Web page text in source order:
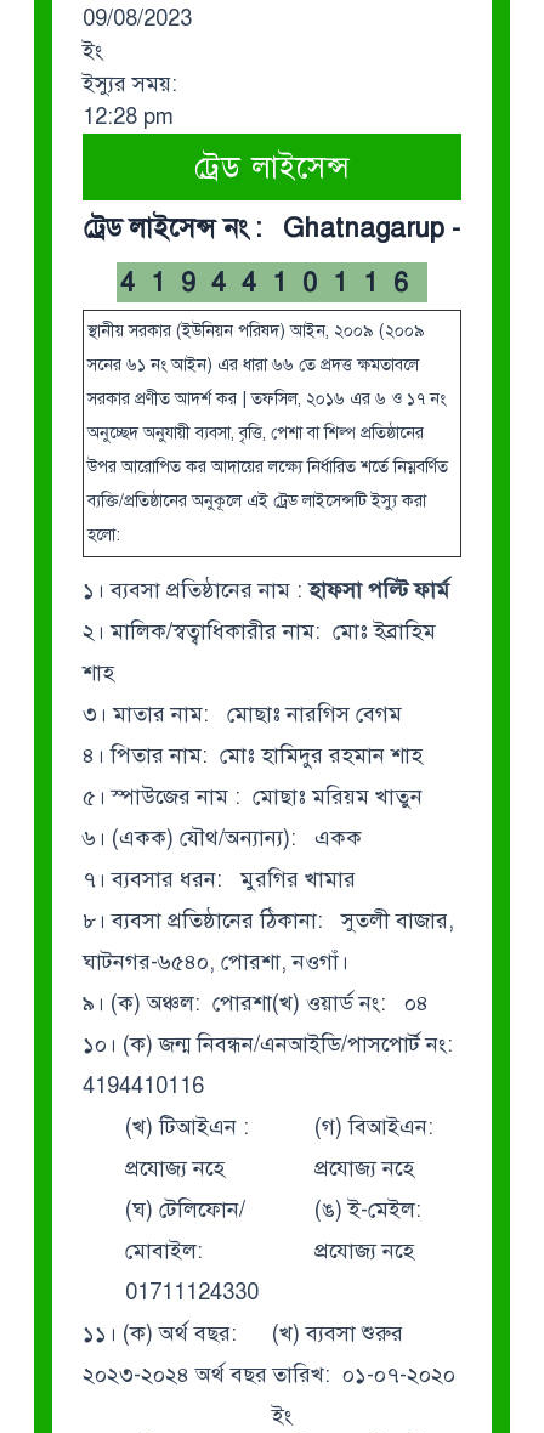
09/08/2023
ইং
ইস্যুর সময়:
12:28 pm
ট্রেড লাইসেন্স
ট্রেড লাইসেন্স নং : Ghatnagarup -
4194410116
স্থানীয় সরকার (ইউনিয়ন পরিষদ) আইন, ২০০৯ (২০০৯
সনের ৬১ নং আইন) এর ধারা ৬৬ তে প্রদত্ত ক্ষমতাবলে
সরকার প্রণীত আদর্শ কর | তফসিল, ২০১৬ এর ৬ ও ১৭ নং
অনুচ্ছেদ অনুযায়ী ব্যবসা, বৃত্তি, পেশা বা শিল্প প্রতিষ্ঠানের
উপর আরোপিত কর আদায়ের লক্ষ্যে নির্ধারিত শর্তে নিম্নবর্ণিত
ব্যক্তি/প্রতিষ্ঠানের অনুকূলে এই ট্রেড লাইসেন্সটি ইস্যু করা
হলো:
১। ব্যবসা প্রতিষ্ঠানের নাম :হাফসা পল্টি ফার্ম
২। মালিক/স্বত্বাধিকারীর নাম: মোঃ ইব্রাহিম
শাহ
৩। মাতার নাম: মোছাঃ নারগিস বেগম
৪। পিতার নাম: মোঃ হামিদুর রহমান শাহ
৫। স্পাউজের নাম : মোছাঃ মরিয়ম খাতুন
৬। (একক) যৌথ/অন্যান্য): একক
৭। ব্যবসার ধরন: মুরগির খামার
৮। ব্যবসা প্রতিষ্ঠানের ঠিকানা: সুতলী বাজার,
ঘাটনগর-৬৫৪০, পোরশা, নওগাঁ।
৯। (ক) অঞ্চল: পোরশা(খ) ওয়ার্ড নং: ০৪
১০। (ক) জন্ম নিবন্ধন/এনআইডি/পাসপোর্ট নং:
4194410116
(খ) টিআইএন :
প্রযোজ্য নহে
(ঘ) টেলিফোন/
মোবাইল:
01711124330
(গ) বিআইএন:
প্রযোজ্য নহে
(ঙ) ই-মেইল:
প্রযোজ্য নহে
১১। (ক) অর্থ বছর:
২০২৩-২০২৪ অর্থ বছর
(খ) ব্যবসা শুরুর
তারিখ: ০১-০৭-২০২০
ইং